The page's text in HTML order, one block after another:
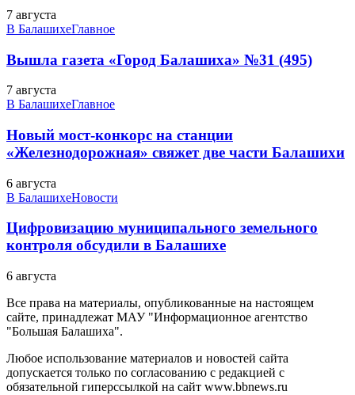
7 августа
В БалашихеГлавное
Вышла газета «Город Балашиха» №31 (495)
7 августа
В БалашихеГлавное
Новый мост-конкорс на станции
«Железнодорожная» свяжет две части Балашихи
6 августа
В БалашихеНовости
Цифровизацию муниципального земельного
контроля обсудили в Балашихе
6 августа
Все права на материалы, опубликованные на настоящем
сайте, принадлежат МАУ "Информационное агентство
"Большая Балашиха".
Любое использование материалов и новостей сайта
допускается только по согласованию с редакцией с
обязательной гиперссылкой на сайт www.bbnews.ru